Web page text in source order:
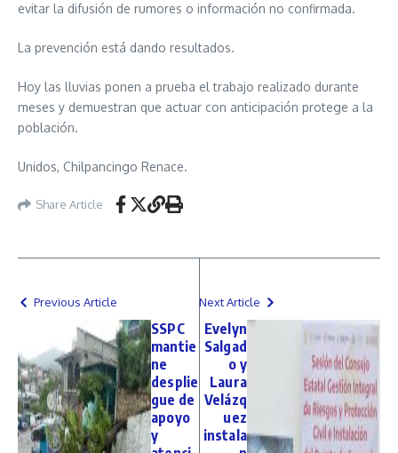
evitar la difusión de rumores o información no confirmada.
La prevención está dando resultados.
Hoy las lluvias ponen a prueba el trabajo realizado durante
meses y demuestran que actuar con anticipación protege a la
población.
Unidos, Chilpancingo Renace.
Share Article
Previous Article
SSPC
mantie
ne
desplie
gue de
apoyo
y
Next Article
Evelyn
Salgad
o y
Laura
Velázq
uez
instala